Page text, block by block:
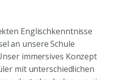
Englischkenntnisse
an unsere Schule
immersives Konzept
mit unterschiedlichen